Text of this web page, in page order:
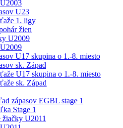
U23
1. ligy
žien
U2009
U17 skupina o 1.-8. miesto
sk. Západ
U17 skupina o 1.-8. miesto
sk. Západ
zápasov EGBL stage 1
Stage 1
U2011